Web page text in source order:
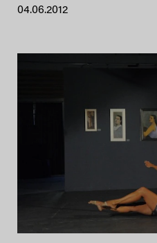
04.06.2012